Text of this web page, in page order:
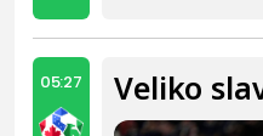
05:27 Veliko